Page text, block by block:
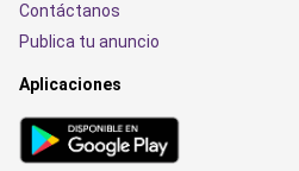
Contáctanos
Publica tu anuncio
Aplicaciones